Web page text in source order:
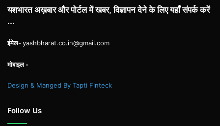
यशभारत अख़बार और पोर्टल में खबर, विज्ञापन देने के लिए यहाँ संपर्क करें
...
ईमेल-yashbharat.co.in@gmail.com
मोबाइल -
Design & Manged By Tapti Finteck
Follow Us